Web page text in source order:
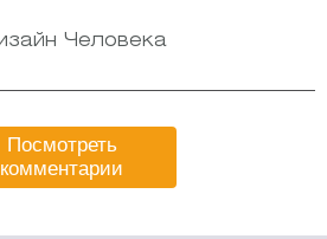
Посмотреть
комментарии